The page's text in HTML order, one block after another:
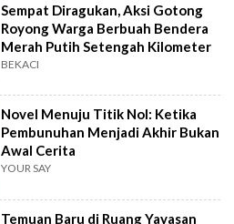
Sempat Diragukan, Aksi Gotong
Royong Warga Berbuah Bendera
Merah Putih Setengah Kilometer
BEKACI
Novel Menuju Titik Nol: Ketika
Pembunuhan Menjadi Akhir Bukan
Awal Cerita
YOUR SAY
Temuan Baru di Ruang Yayasan